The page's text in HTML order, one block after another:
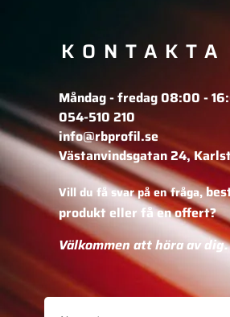
KONTAKTA
Måndag - fredag 08:00 -
054-510 210
info@rbprofil.se
Västanvindsgatan 24,
Vill du få svar på en fråga,
produkt eller få en offert?
Välkommen att höra av dig.